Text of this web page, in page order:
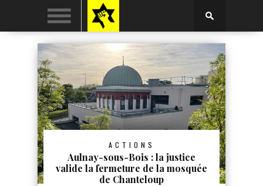
ACTIONS
Aulnay-sous-Bois : la justice
valide la fermeture de la mosquée
de Chanteloup